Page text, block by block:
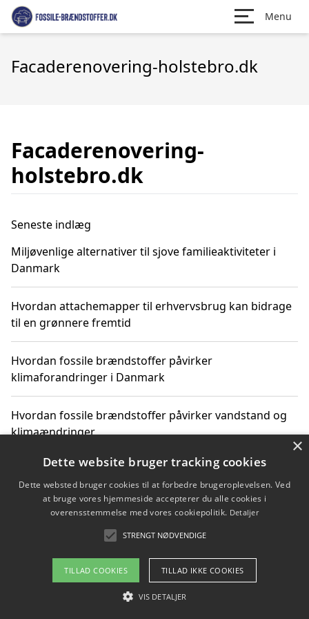
Menu
Facaderenovering-holstebro.dk
Facaderenovering-
holstebro.dk
Seneste indlæg
Miljøvenlige alternativer til sjove familieaktiviteter i
Danmark
Hvordan attachemapper til erhvervsbrug kan bidrage
til en grønnere fremtid
Hvordan fossile brændstoffer påvirker
klimaforandringer i Danmark
Hvordan fossile brændstoffer påvirker vandstand og
klimaændringer
Hvordan citater om fossile brændstoffer kan ændre
vores perspektiv
Om / kontakt
Blog Betingelser
×
Dette website bruger tracking cookies
Dette websted bruger cookies til at forbedre brugeroplevelsen. Ved
at bruge vores hjemmeside accepterer du alle cookies i
overensstemmelse med vores cookiepolitik. Detaljer
STRENGT NØDVENDIGE
TILLAD COOKIES TILLAD IKKE COOKIES
VIS DETALJER